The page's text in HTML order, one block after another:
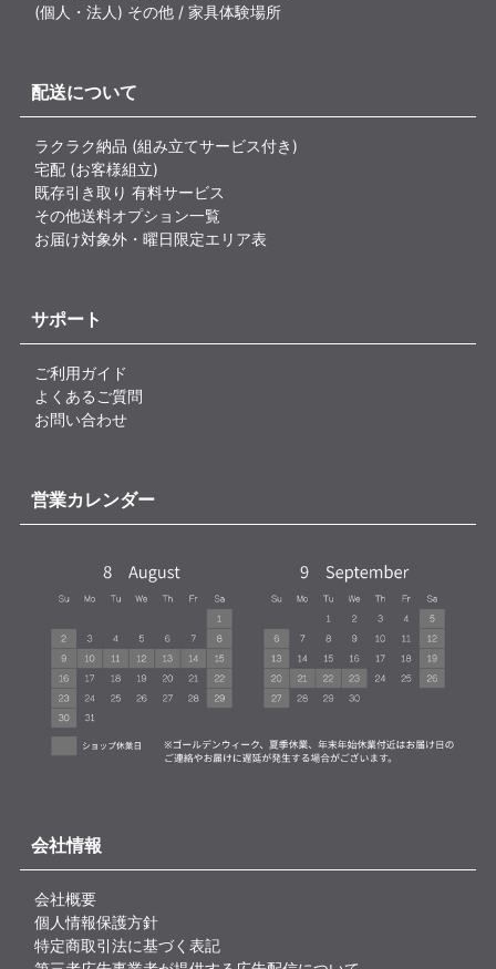
(個人・法人) その他 / 家具体験場所
配送について
ラクラク納品 (組み立てサービス付き)
宅配 (お客様組立)
既存引き取り 有料サービス
その他送料オプション一覧
お届け対象外・曜日限定エリア表
サポート
ご利用ガイド
よくあるご質問
お問い合わせ
営業カレンダー
会社情報
会社概要
個人情報保護方針
特定商取引法に基づく表記